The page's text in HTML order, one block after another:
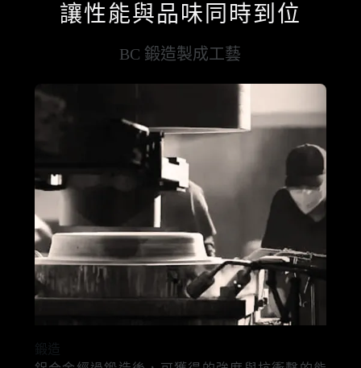
讓性能與品味同時到位
BC 鍛造製成工藝
鍛造